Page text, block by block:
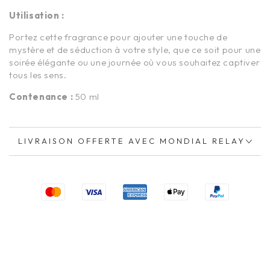
Utilisation :
Portez cette fragrance pour ajouter une touche de
mystère et de séduction à votre style, que ce soit pour une
soirée élégante ou une journée où vous souhaitez captiver
tous les sens.
Contenance : 50 ml
LIVRAISON OFFERTE AVEC MONDIAL RELAY